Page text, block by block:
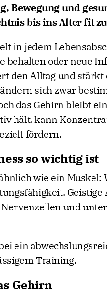
Bewegung und
bis ins Alter fit
in jedem
behalten oder neue
den Alltag und
sich zwar
das Gehirn bleibt
hält, kann
fördern.
so wichtig ist
wie ein Muskel:
und
ein
Training.
Gehirn